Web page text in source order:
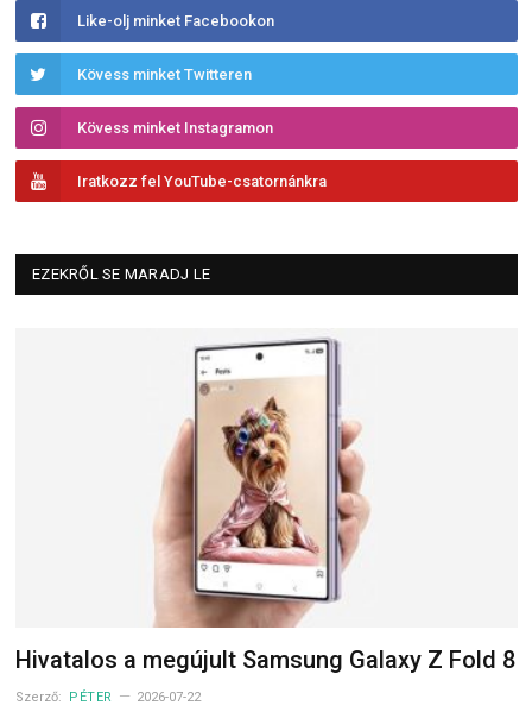
Like-olj minket Facebookon
Kövess minket Twitteren
Kövess minket Instagramon
Iratkozz fel YouTube-csatornánkra
EZEKRŐL SE MARADJ LE
Hivatalos a megújult Samsung Galaxy Z Fold 8
Szerző: PÉTER 2026-07-22